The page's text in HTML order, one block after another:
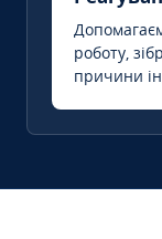
роботу,
причини